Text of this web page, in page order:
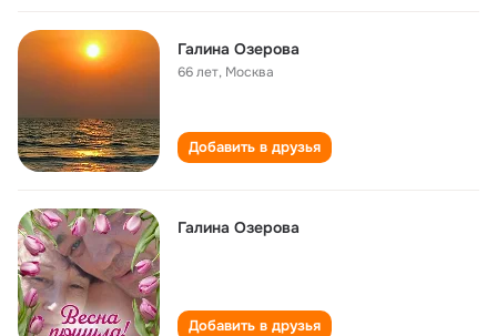
Галина Озерова
66 лет, Москва
Добавить в друзья
Галина Озерова
Добавить в друзья